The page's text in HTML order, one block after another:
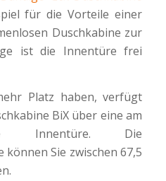
für die Vorteile einer
Duschkabine zur
ist die Innentüre frei
Platz haben, verfügt
BiX über eine am
Innentüre. Die
Sie zwischen 67,5